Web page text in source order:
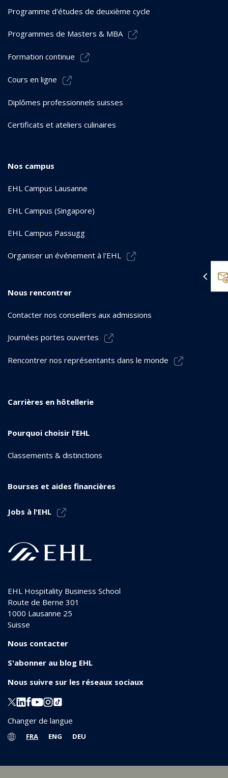
Programme d'études de deuxième cycle
Programmes de Masters & MBA
Formation continue
Cours en ligne
Diplômes professionnels suisses
Certificats et ateliers culinaires
Nos campus
EHL Campus Lausanne
EHL Campus (Singapore)
EHL Campus Passugg
Organiser un événement à l'EHL
Nous rencontrer
Contacter nos conseillers aux admissions
Journées portes ouvertes
Rencontrer nos représentants dans le monde
Carrières en hôtellerie
Pourquoi choisir l'EHL
Classements & distinctions
Bourses et aides financières
Jobs à l'EHL
EHL Hospitality Business School
Route de Berne 301
1000 Lausanne 25
Suisse
Nous contacter
S'abonner au blog EHL
Nous suivre sur les réseaux sociaux
Changer de langue
FRA ENG DEU